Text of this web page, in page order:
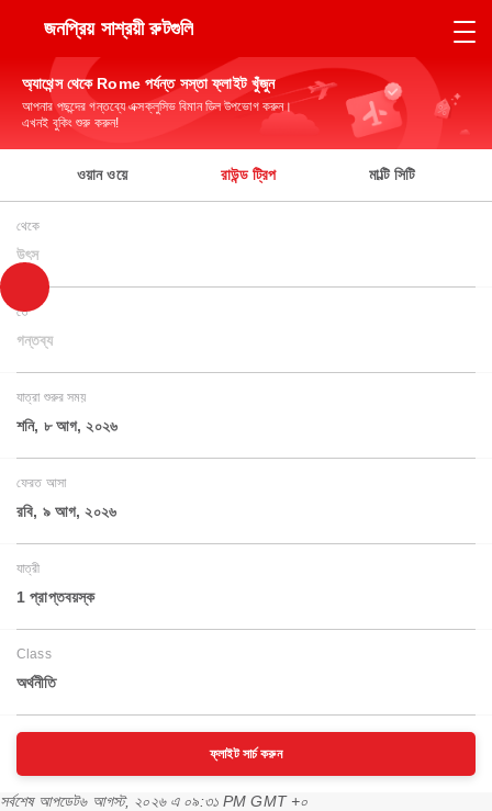
জনপ্রিয় সাশ্রয়ী রুটগুলি
অ্যাথেন্স থেকে Rome পর্যন্ত সস্তা ফ্লাইট খুঁজুন
আপনার পছন্দের গন্তব্যে এক্সক্লুসিভ বিমান ডিল উপভোগ করুন।
এখনই বুকিং শুরু করুন!
ওয়ান ওয়ে রাউন্ড ট্রিপ মাল্টি সিটি
থেকে
উৎস
তে
গন্তব্য
যাত্রা শুরুর সময়
শনি, ৮ আগ, ২০২৬
ফেরত আসা
রবি, ৯ আগ, ২০২৬
যাত্রী
1 প্রাপ্তবয়স্ক
Class
অর্থনীতি
ফ্লাইট সার্চ করুন
সর্বশেষ আপডেট৬ আগস্ট, ২০২৬ এ ০৯:৩১ PM GMT +০